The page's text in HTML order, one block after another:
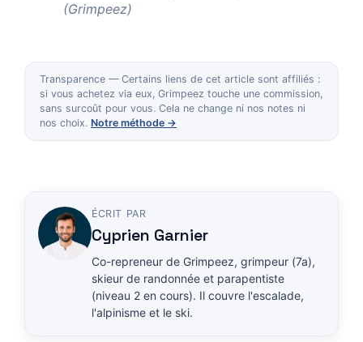
(Grimpeez)
Transparence — Certains liens de cet article sont affiliés :
si vous achetez via eux, Grimpeez touche une commission,
sans surcoût pour vous. Cela ne change ni nos notes ni
nos choix. Notre méthode →
ÉCRIT PAR
Cyprien Garnier
Co-repreneur de Grimpeez, grimpeur (7a),
skieur de randonnée et parapentiste
(niveau 2 en cours). Il couvre l'escalade,
l'alpinisme et le ski.